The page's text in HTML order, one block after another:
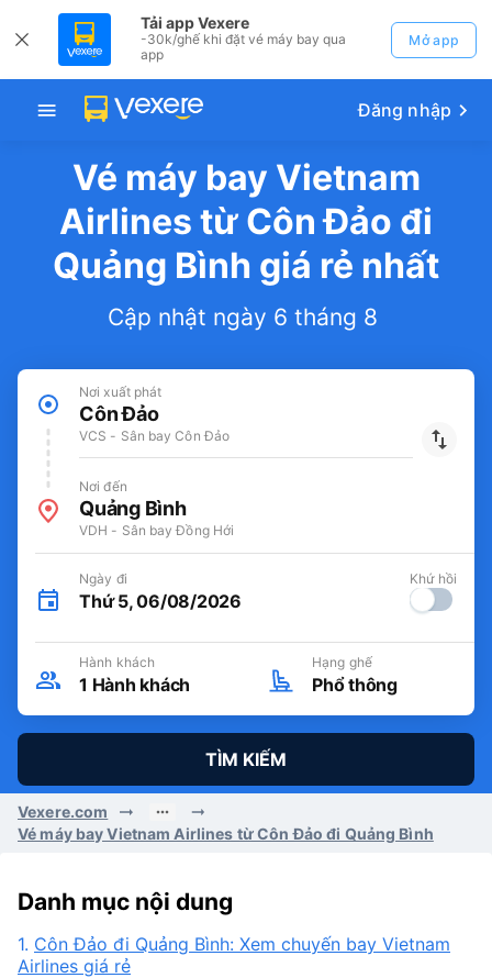
Tải app Vexere
-30k/ghế khi đặt vé máy bay qua
app
Mở app
Đăng nhập
Vé máy bay Vietnam
Airlines từ Côn Đảo đi
Quảng Bình giá rẻ nhất
Cập nhật ngày 6 tháng 8
Nơi xuất phát
Côn Đảo
VCS - Sân bay Côn Đảo
Nơi đến
Quảng Bình
VDH - Sân bay Đồng Hới
Ngày đi
Thứ 5, 06/08/2026
Khứ hồi
Hành khách
1 Hành khách
Hạng ghế
Phổ thông
TÌM KIẾM
Vexere.com
Vé máy bay Vietnam Airlines từ Côn Đảo đi Quảng Bình
Danh mục nội dung
1. Côn Đảo đi Quảng Bình: Xem chuyến bay Vietnam
Airlines giá rẻ